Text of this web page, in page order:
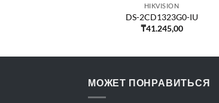
HIKVISION
DS-2CD1323G0-IU
₸41.245,00
МОЖЕТ ПОНРАВИТЬСЯ